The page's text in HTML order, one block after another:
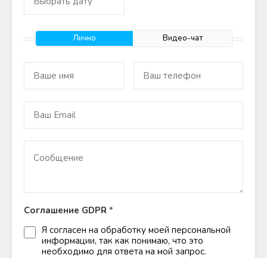
Лично Видео-чат
Соглашение GDPR *
Я согласен на обработку моей персональной
информации, так как понимаю, что это
необходимо для ответа на мой запрос.